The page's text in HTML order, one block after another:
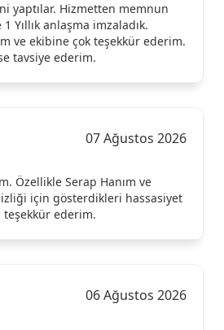
yaptılar. Hizmetten memnun
Yıllık anlaşma imzaladık.
ve ekibine çok teşekkür ederim.
tavsiye ederim.
07 Ağustos 2026
Özellikle Serap Hanım ve
için gösterdikleri hassasiyet
teşekkür ederim.
06 Ağustos 2026